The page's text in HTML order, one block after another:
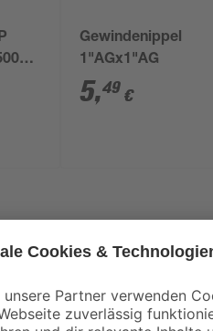
Gewindenippel
1"AGx1"AG
5,49 €
Tiebrunnen-, Zisternen- und